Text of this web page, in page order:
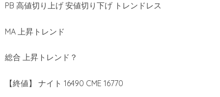
PB 高値切り上げ 安値切り下げ トレンドレス
MA 上昇トレンド
総合 上昇トレンド？
【終値】 ナイト 16490 CME 16770